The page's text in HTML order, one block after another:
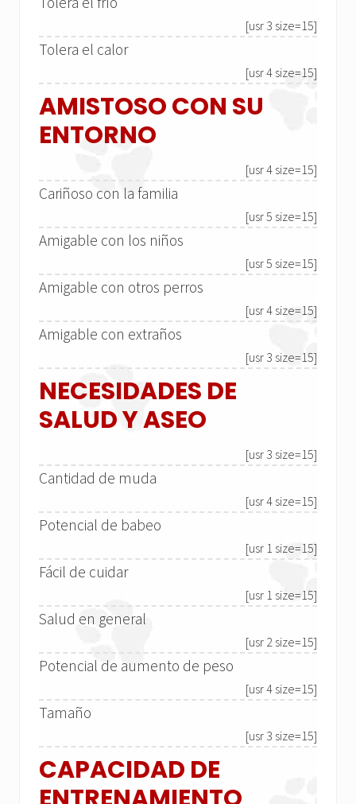
[usr 3 size=15]
Tolera el calor
[usr 4 size=15]
AMISTOSO CON SU
ENTORNO
[usr 4 size=15]
Cariñoso con la familia
[usr 5 size=15]
Amigable con los niños
[usr 5 size=15]
Amigable con otros perros
[usr 4 size=15]
Amigable con extraños
[usr 3 size=15]
NECESIDADES DE
SALUD Y ASEO
[usr 3 size=15]
Cantidad de muda
[usr 4 size=15]
Potencial de babeo
[usr 1 size=15]
Fácil de cuidar
[usr 1 size=15]
Salud en general
[usr 2 size=15]
Potencial de aumento de peso
[usr 4 size=15]
Tamaño
[usr 3 size=15]
CAPACIDAD DE